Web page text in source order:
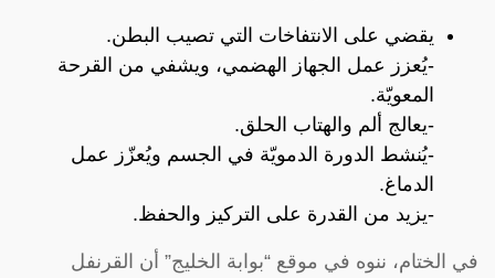
يقضي على الانتفاخات التي تصيب البطن.
-يُعزز عمل الجهاز الهضمي، ويشفي من القرحة
المعويّة.
-يعالج ألم والهتاب الحلق.
-يُنشط الدورة الدمويّة في الجسم ويُعزّز عمل
الدماغ.
-يزيد من القدرة على التركيز والحفظ.
في الختام، ننوه في موقع “بوابة الخليج” أن القرنفل